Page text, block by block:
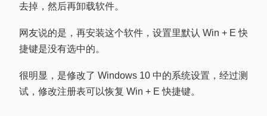
去掉，然后再卸载软件。
网友说的是，再安装这个软件，设置里默认 Win + E 快
捷键是没有选中的。
很明显，是修改了 Windows 10 中的系统设置，经过测
试，修改注册表可以恢复 Win + E 快捷键。